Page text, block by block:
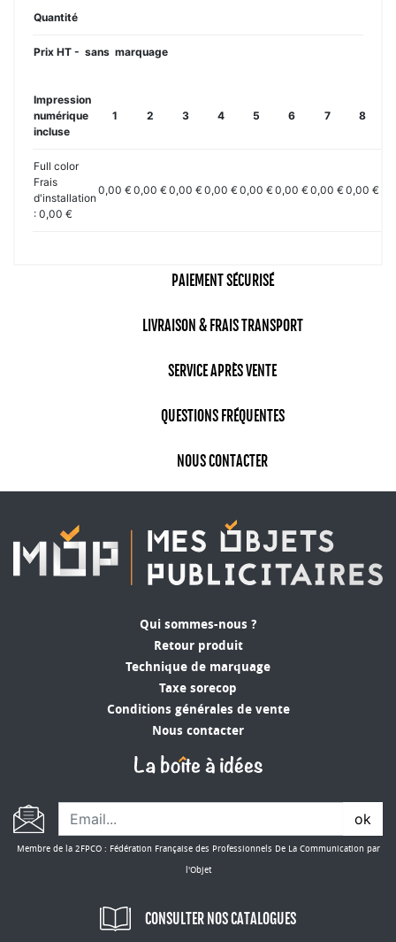
Quantité
Prix HT - sans marquage
Impression
numérique
incluse
1 2 3 4 5 6 7 8
Full color
Frais
d'installation
: 0,00 €
0,00 € 0,00 € 0,00 € 0,00 € 0,00 € 0,00 € 0,00 € 0,00 €
PAIEMENT SÉCURISÉ
LIVRAISON & FRAIS TRANSPORT
SERVICE APRÈS VENTE
QUESTIONS FRÉQUENTES
NOUS CONTACTER
Qui sommes-nous ?
Retour produit
Technique de marquage
Taxe sorecop
Conditions générales de vente
Nous contacter
ok
Membre de la 2FPCO : Fédération Française des Professionnels De La Communication par
l'Objet
CONSULTER NOS CATALOGUES